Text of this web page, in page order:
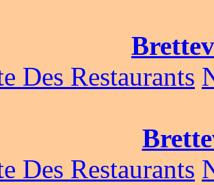
Des Restaurants
Des Restaurants